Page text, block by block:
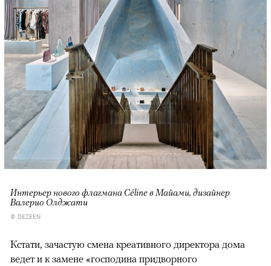
Интерьер нового флагмана Céline в Майами, дизайнер
Валерио Олджати
© DEZEEN
Кстати, зачастую смена креативного директора дома
ведет и к замене «господина придворного